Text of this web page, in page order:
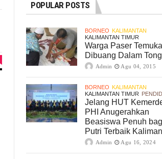
POPULAR POSTS
BORNEO KALIMANTAN
KALIMANTAN TIMUR
Warga Paser
Dibuang Dalam
Admin Agu 04, 2015
BORNEO KALIMANTAN
KALIMANTAN TIMUR
Jelang HUT
PHI Anugerahkan
Beasiswa Penuh
Putri Terbaik
Admin Agu 16, 2024